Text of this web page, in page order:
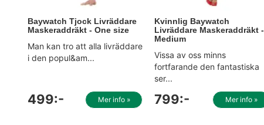
Baywatch Tjock Livräddare
Maskeraddräkt - One size
Man kan tro att alla livräddare
i den popul&am...
499:- Mer info »
Kvinnlig Baywatch
Livräddare Maskeraddräkt -
Medium
Vissa av oss minns
fortfarande den fantastiska
ser...
799:- Mer info »